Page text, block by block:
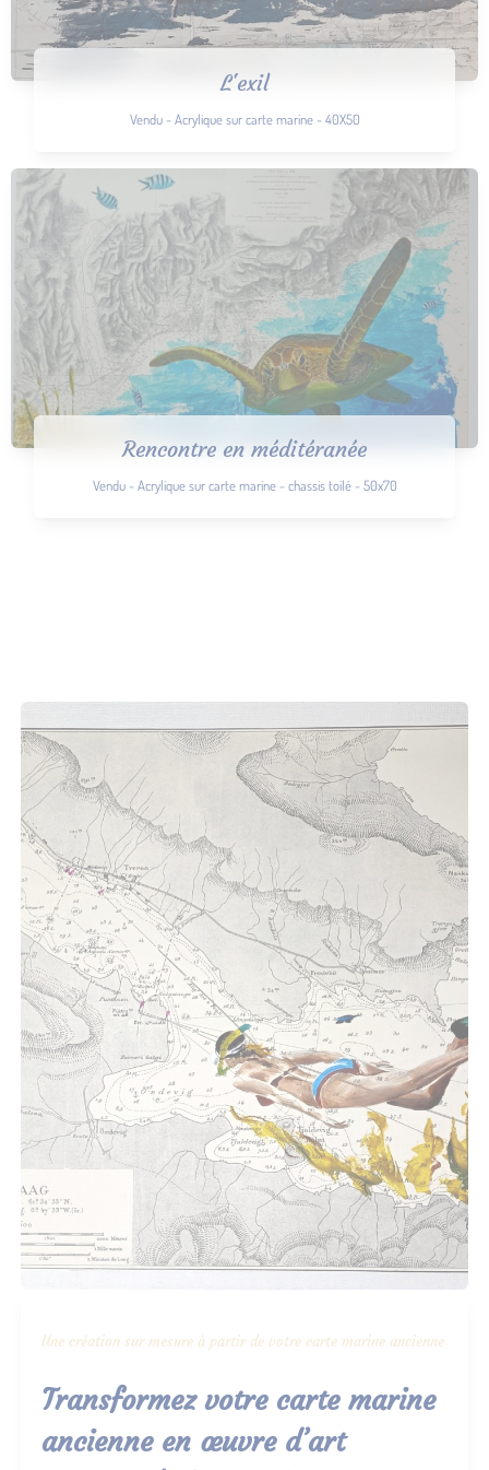
L'exil
Vendu - Acrylique sur carte marine - 40X50
Rencontre en méditéranée
Vendu - Acrylique sur carte marine - chassis toilé - 50x70
Une création sur mesure à partir de votre carte marine ancienne
Transformez votre carte marine
ancienne en œuvre d’art